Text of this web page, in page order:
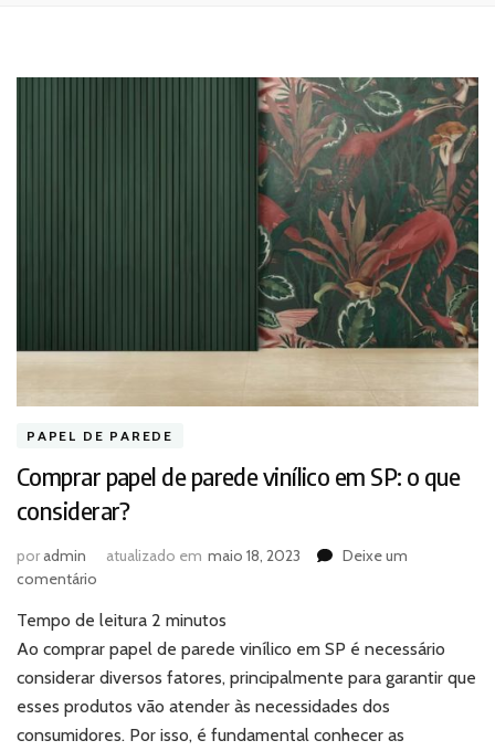
PAPEL DE PAREDE
Comprar papel de parede vinílico em SP: o que
considerar?
poradmin atualizado em maio 18, 2023
Deixe um
comentário
papel
de
parede
em
SP:
Tempo de leitura 2 minutos
Ao comprar papel de parede vinílico em SP é necessário
considerar diversos fatores, principalmente para garantir que
esses produtos vão atender às necessidades dos
consumidores. Por isso, é fundamental conhecer as